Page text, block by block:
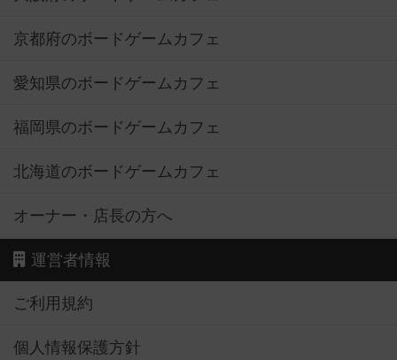
京都府のボードゲームカフェ
愛知県のボードゲームカフェ
福岡県のボードゲームカフェ
北海道のボードゲームカフェ
オーナー・店長の方へ
運営者情報
ご利用規約
個人情報保護方針